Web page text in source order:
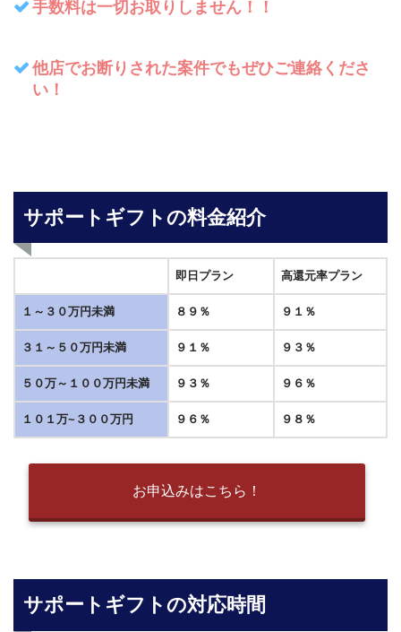
手数料は一切お取りしません！！
他店でお断りされた案件でもぜひご連絡くださ
い！
サポートギフトの料金紹介
即日プラン 高還元率プラン
１～３０万円未満 ８９％ ９１％
３１～５０万円未満 ９１％ ９３％
５０万～１００万円未満 ９３％ ９６％
１０１万~３００万円 ９６％ ９８％
お申込みはこちら！
サポートギフトの対応時間